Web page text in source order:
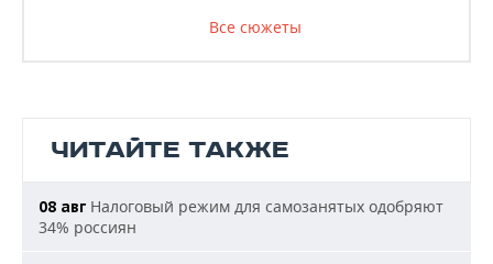
Все сюжеты
ЧИТАЙТЕ ТАКЖЕ
08 авг Налоговый режим для самозанятых одобряют
34% россиян